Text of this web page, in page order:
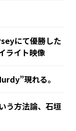
にて優勝した
ライト映像
現れる。
う方法論、石垣